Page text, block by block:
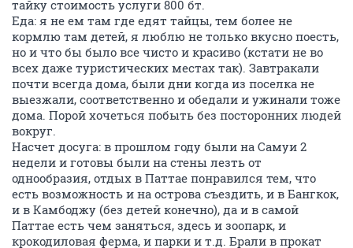
тайку стоимость услуги 800 бт.
Еда: я не ем там где едят тайцы, тем более не
кормлю там детей, я люблю не только вкусно поесть,
но и что бы было все чисто и красиво (кстати не во
всех даже туристических местах так). Завтракали
почти всегда дома, были дни когда из поселка не
выезжали, соответственно и обедали и ужинали тоже
дома. Порой хочеться побыть без посторонних людей
вокруг.
Насчет досуга: в прошлом году были на Самуи 2
недели и готовы были на стены лезть от
однообразия, отдых в Паттае понравился тем, что
есть возможность и на острова съездить, и в Бангкок,
и в Камбоджу (без детей конечно), да и в самой
Паттае есть чем заняться, здесь и зоопарк, и
крокодиловая ферма, и парки и т.д. Брали в прокат